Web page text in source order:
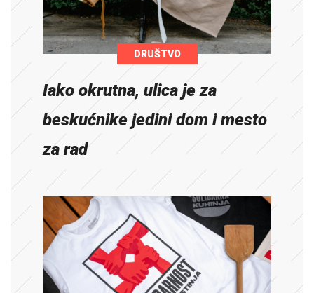
DRUŠTVO
Iako okrutna, ulica je za
beskućnike jedini dom i mesto
za rad